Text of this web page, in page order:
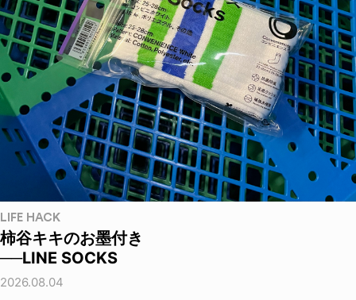
LIFE HACK
柿谷キキのお墨付き
──LINE SOCKS
2026.08.04